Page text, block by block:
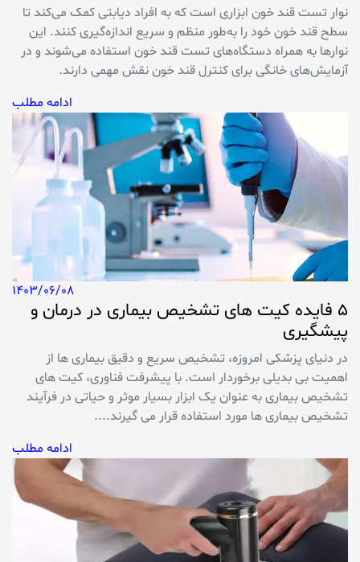
نوار تست قند خون ابزاری است که به افراد دیابتی کمک می‌کند تا
سطح قند خون خود را به‌طور منظم و سریع اندازه‌گیری کنند. این
نوارها به همراه دستگاه‌های تست قند خون استفاده می‌شوند و در
آزمایش‌های خانگی برای کنترل قند خون نقش مهمی دارند.
1403/06/08
5 فایده کیت های تشخیص بیماری در درمان و
پیشگیری
در دنیای پزشکی امروزه، تشخیص سریع و دقیق بیماری‌ ها از
اهمیت بی‌ بدیلی برخوردار است. با پیشرفت فناوری، کیت های
تشخیص بیماری به عنوان یک ابزار بسیار موثر و حیاتی در فرآیند
تشخیص بیماری ها مورد استفاده قرار می‌ گیرند....